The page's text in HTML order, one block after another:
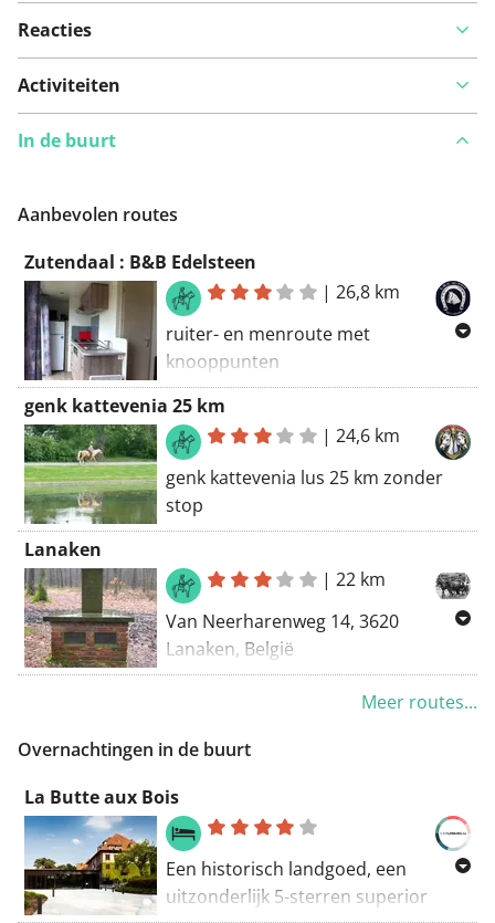
Reacties
Activiteiten
In de buurt
Aanbevolen routes
Zutendaal : B&B Edelsteen
|26,8 km
ruiter- en menroute met
knooppunten
:https://www.routeyou.com/user/
limburg
B&B :
genk kattevenia 25 km
|24,6 km
genk kattevenia lus 25 km zonder
stop
Lanaken
|22 km
Van Neerharenweg 14, 3620
Lanaken, België
Naar Sprokkelstraat, 3620 Lanaken,
Routering Ruiter - knooppunten
Meer routes...
Overnachtingen in de buurt
La Butte aux Bois
Een historisch landgoed, een
uitzonderlijk 5-sterren superior